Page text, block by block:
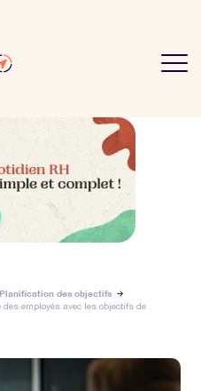
Planification des objectifs
employés avec les objectifs de